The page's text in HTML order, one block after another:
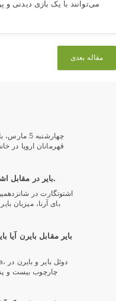
می‌توانند با یک بازی دیدنی
مقاله بعدی
چهارشنبه
قهرمانان اروپا در
بایر در مقابل اشتوتگارت. ما با ضریب ۱.۷۵ شرط می‌بندیم.
اشتوتگارت در
بایر مقابل بایرن
چارچوب بیست و